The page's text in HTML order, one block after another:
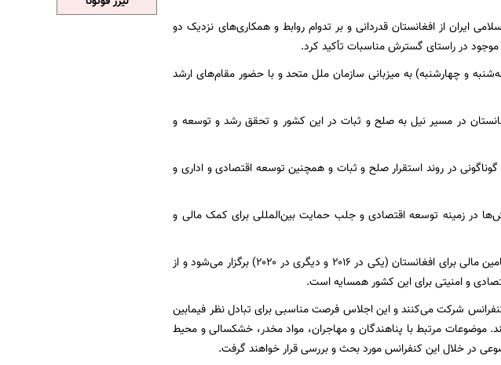
ایران از افغانستان قدردانی و بر تدوام روابط و همکاری‌های نزدیک دو
در راستای گسترش مناسبات تأکید کرد.
و چهارشنبه) به میزبانی سازمان ملل متحد و با حضور مقام‌های ارشد
در مسیر نیل به صلح و ثبات در این کشور و تحقق رشد و توسعه و
در روند استقرار صلح و ثبات و همچنین توسعه اقتصادی و اداری و
در زمینه توسعه اقتصادی و جلب حمایت بین‌المللی برای کمک مالی و
کنفرانس بین‌المللی افغانستان در فاصله زمانی دو اجلاس مهم تامین مالی برای افغانستان (یکی در ۲۰۱۶ و دیگری در ۲۰۲۰) برگزار می‌شود و از
و امنیتی برای این کشور همسایه است.
در سطح وزیر در این کنفرانس شرکت می‌کنند و این اجلاس فرصت مناسبی برای تبادل نظر فیمابین
مرتبط با پناهندگان و مهاجران، مواد مخدر، خشکسالی و محیط
در خلال این کنفرانس مورد بحث و بررسی قرار خواهند گرفت.